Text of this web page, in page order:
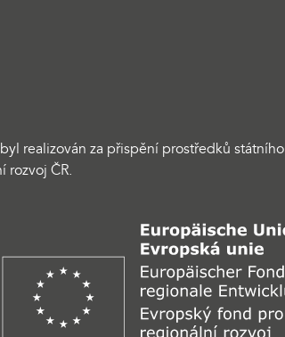
realizován za přispění prostředků státního
rozvoj ČR.